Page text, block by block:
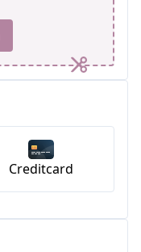
Creditcard